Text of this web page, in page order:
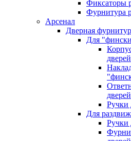
Фиксаторы
Фурнитура
Арсенал
Дверная
Для
дверей
дверей
Ручки
Для
Ручки